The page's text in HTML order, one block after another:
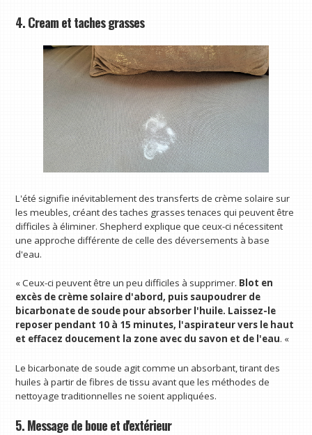
4. Cream et taches grasses
L'été signifie inévitablement des transferts de crème solaire sur
les meubles, créant des taches grasses tenaces qui peuvent être
difficiles à éliminer. Shepherd explique que ceux-ci nécessitent
une approche différente de celle des déversements à base
d'eau.
« Ceux-ci peuvent être un peu difficiles à supprimer. Blot en
excès de crème solaire d'abord, puis saupoudrer de
bicarbonate de soude pour absorber l'huile. Laissez-le
reposer pendant 10 à 15 minutes, l'aspirateur vers le haut
et effacez doucement la zone avec du savon et de l'eau. «
Le bicarbonate de soude agit comme un absorbant, tirant des
huiles à partir de fibres de tissu avant que les méthodes de
nettoyage traditionnelles ne soient appliquées.
5. Message de boue et d'extérieur